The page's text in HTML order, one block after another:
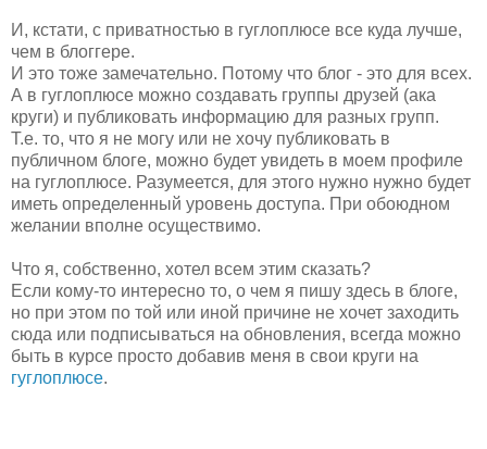
И, кстати, с приватностью в гуглоплюсе все куда лучше,
чем в блоггере.
И это тоже замечательно. Потому что блог - это для всех.
А в гуглоплюсе можно создавать группы друзей (ака
круги) и публиковать информацию для разных групп.
Т.е. то, что я не могу или не хочу публиковать в
публичном блоге, можно будет увидеть в моем профиле
на гуглоплюсе. Разумеется, для этого нужно нужно будет
иметь определенный уровень доступа. При обоюдном
желании вполне осуществимо.
Что я, собственно, хотел всем этим сказать?
Если кому-то интересно то, о чем я пишу здесь в блоге,
но при этом по той или иной причине не хочет заходить
сюда или подписываться на обновления, всегда можно
быть в курсе просто добавив меня в свои круги на
гуглоплюсе.